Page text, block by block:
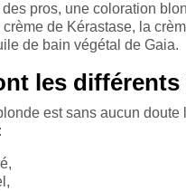
pros, une coloration
de Kérastase, la
de bain végétal de Gaia.
les
est sans aucun